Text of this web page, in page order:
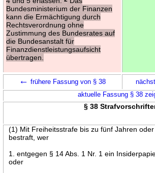
Bundesministerium der Finanzen
kann die Ermächtigung durch
Rechtsverordnung ohne
Zustimmung des Bundesrates auf
die Bundesanstalt für
Finanzdienstleistungsaufsicht
übertragen.
← frühere Fassung von § 38
aktuelle Fassung § 38
§ 38
(1) Mit Freiheitsstrafe bis zu fünf Jahren
bestraft, wer
1. entgegen § 14 Abs. 1 Nr. 1 ein
oder